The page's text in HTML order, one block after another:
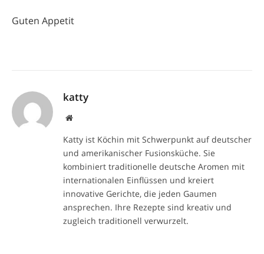
Guten Appetit
katty
Website
Katty ist Köchin mit Schwerpunkt auf deutscher
und amerikanischer Fusionsküche. Sie
kombiniert traditionelle deutsche Aromen mit
internationalen Einflüssen und kreiert
innovative Gerichte, die jeden Gaumen
ansprechen. Ihre Rezepte sind kreativ und
zugleich traditionell verwurzelt.